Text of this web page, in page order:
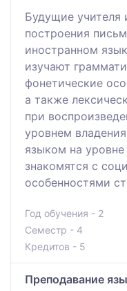
Будущие учителя
построения
иностранном
изучают
фонетические
а также
при
уровнем
языком на
знакомятся с
особенностями
Год обучения - 2
Семестр - 4
Кредитов - 5
Преподавание